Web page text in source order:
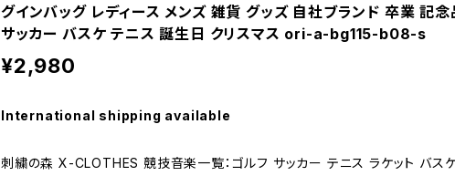
グインバッグ レディース メンズ 雑貨 グッズ 自社ブランド 卒業 記
サッカー バスケ テニス 誕生日 クリスマス ori-a-bg115-b08-s
¥2,980
International shipping available
刺繍の森 X-CLOTHES 競技音楽一覧：ゴルフ サッカー テニス ラケット バス